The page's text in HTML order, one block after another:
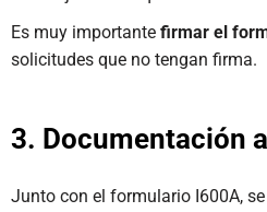
Es muy importante firmar el
solicitudes que no tengan firma.
3. Documentación
Junto con el formulario I600A,